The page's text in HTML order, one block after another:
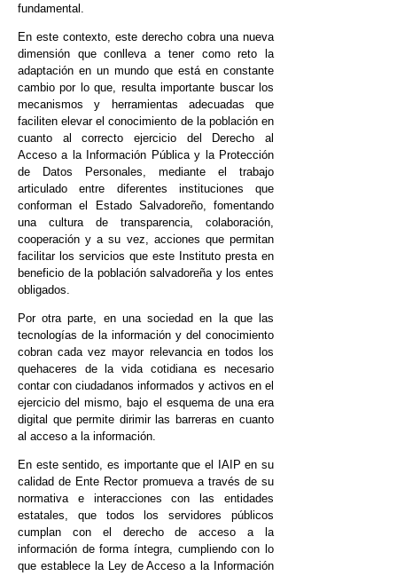
fundamental.
En este contexto, este derecho cobra una nueva
dimensión que conlleva a tener como reto la
adaptación en un mundo que está en constante
cambio por lo que, resulta importante buscar los
mecanismos y herramientas adecuadas que
faciliten elevar el conocimiento de la población en
cuanto al correcto ejercicio del Derecho al
Acceso a la Información Pública y la Protección
de Datos Personales, mediante el trabajo
articulado entre diferentes instituciones que
conforman el Estado Salvadoreño, fomentando
una cultura de transparencia, colaboración,
cooperación y a su vez, acciones que permitan
facilitar los servicios que este Instituto presta en
beneficio de la población salvadoreña y los entes
obligados.
Por otra parte, en una sociedad en la que las
tecnologías de la información y del conocimiento
cobran cada vez mayor relevancia en todos los
quehaceres de la vida cotidiana es necesario
contar con ciudadanos informados y activos en el
ejercicio del mismo, bajo el esquema de una era
digital que permite dirimir las barreras en cuanto
al acceso a la información.
En este sentido, es importante que el IAIP en su
calidad de Ente Rector promueva a través de su
normativa e interacciones con las entidades
estatales, que todos los servidores públicos
cumplan con el derecho de acceso a la
información de forma íntegra, cumpliendo con lo
que establece la Ley de Acceso a la Información